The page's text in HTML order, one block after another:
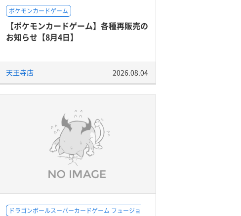
ポケモンカードゲーム
【ポケモンカードゲーム】各種再販売の
お知らせ【8月4日】
天王寺店 2026.08.04
ドラゴンボールスーパーカードゲーム フュージョ